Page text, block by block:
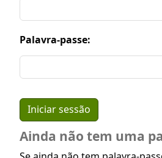
Palavra-passe:
Ainda não tem uma